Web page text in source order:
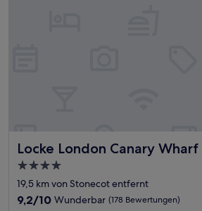
Locke London Canary Wharf
Locke London Canary Wharf
4.0-
Sterne-
Unterkunft
19,5 km von Stonecot entfernt
9.2
9,2/10 Wunderbar (178 Bewertungen)